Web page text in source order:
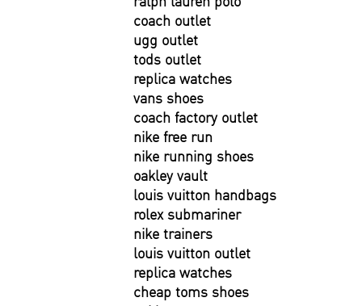
coach outlet
ugg outlet
tods outlet
replica watches
vans shoes
coach factory outlet
nike free run
nike running shoes
oakley vault
louis vuitton handbags
rolex submariner
nike trainers
louis vuitton outlet
replica watches
cheap toms shoes